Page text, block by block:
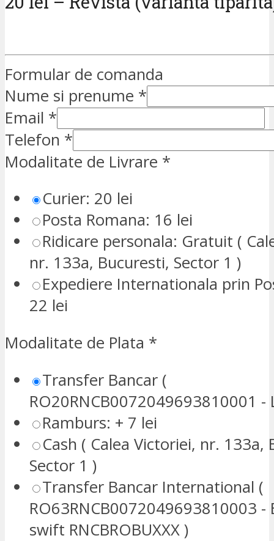
Formular de comanda
Nume si prenume *
Email *
Telefon *
Modalitate de Livrare *
Curier: 20 lei
Posta Romana: 16 lei
Ridicare personala: Gratuit (
nr. 133a, Bucuresti, Sector 1 )
Expediere Internationala prin
22 lei
Modalitate de Plata *
Transfer Bancar (
RO20RNCB0072049693810001 -
Ramburs: + 7 lei
Cash ( Calea Victoriei, nr. 133a,
Sector 1 )
Transfer Bancar International (
RO63RNCB0072049693810003 -
swift RNCBROBUXXX )